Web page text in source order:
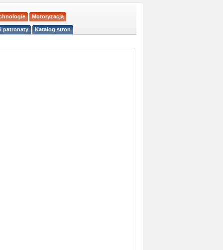
Motoryzacja
patronaty Katalog stron